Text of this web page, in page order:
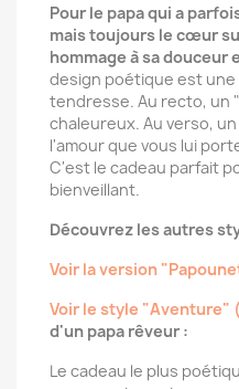
Pour le papa qui a
mais toujours le cœur
hommage à sa douceur
design poétique est
tendresse. Au recto, un
chaleureux. Au verso,
l'amour que vous lui
C'est le cadeau parfait
bienveillant.
Découvrez les autres
Voir la version
Voir le style "Aventure"
d'un papa rêveur :
Le cadeau le plus